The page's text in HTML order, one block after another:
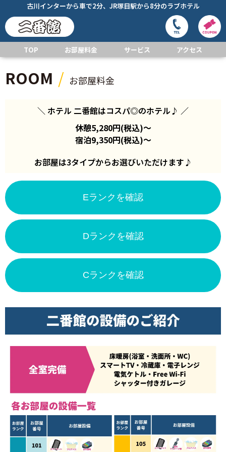
古川インターから車で2分、JR塚目駅から8分のラブホテル
TOP お部屋料金 サービス アクセス
ROOM お部屋料金
＼ ホテル 二番館はコスパ◎のホテル♪ ／
休憩5,280円(税込)～
宿泊9,350円(税込)～
お部屋は3タイプからお選びいただけます♪
Eランクを確認
Dランクを確認
Cランクを確認